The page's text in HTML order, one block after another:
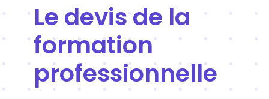
Le devis de la
formation
professionnelle